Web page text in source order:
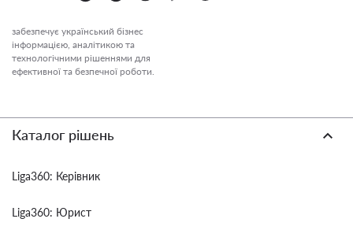
забезпечує український бізнес
інформацією, аналітикою та
технологічними рішеннями для
ефективної та безпечної роботи.
Каталог рішень
Liga360: Керівник
Liga360: Юрист